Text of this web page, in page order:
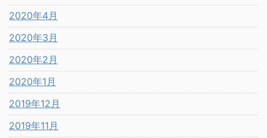
2020年4月
2020年3月
2020年2月
2020年1月
2019年12月
2019年11月